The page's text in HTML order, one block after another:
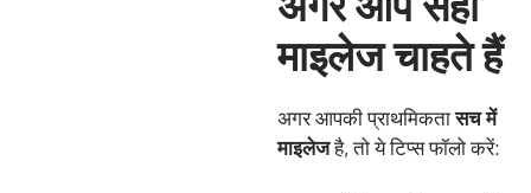
माइलेज चाहते हैं
अगर आपकी प्राथमिकतासचमें
माइलेजहै, तो ये टिप्स फॉलो करें: